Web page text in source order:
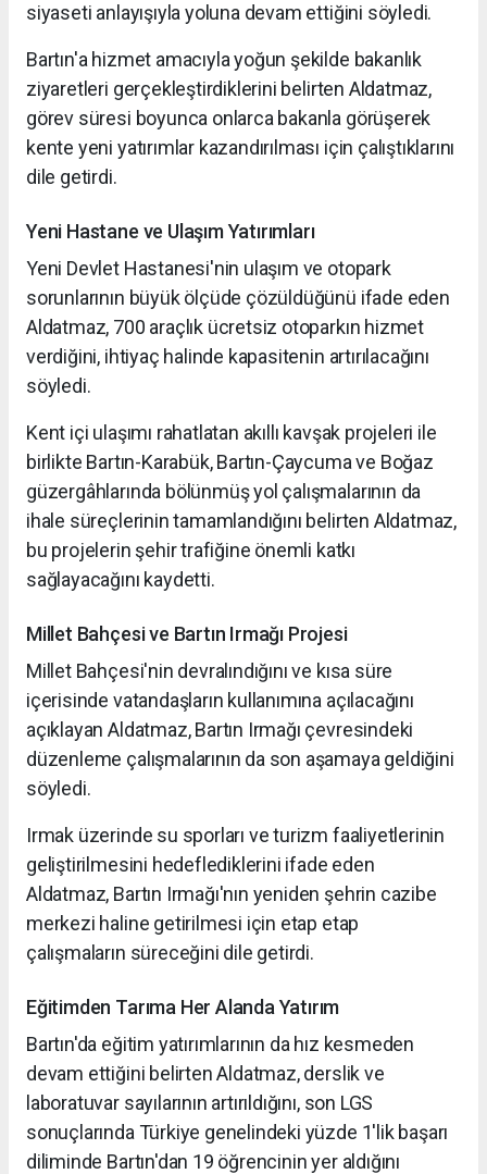
siyaseti anlayışıyla yoluna devam ettiğini söyledi.
Bartın'a hizmet amacıyla yoğun şekilde bakanlık
ziyaretleri gerçekleştirdiklerini belirten Aldatmaz,
görev süresi boyunca onlarca bakanla görüşerek
kente yeni yatırımlar kazandırılması için çalıştıklarını
dile getirdi.
Yeni Hastane ve Ulaşım Yatırımları
Yeni Devlet Hastanesi'nin ulaşım ve otopark
sorunlarının büyük ölçüde çözüldüğünü ifade eden
Aldatmaz, 700 araçlık ücretsiz otoparkın hizmet
verdiğini, ihtiyaç halinde kapasitenin artırılacağını
söyledi.
Kent içi ulaşımı rahatlatan akıllı kavşak projeleri ile
birlikte Bartın-Karabük, Bartın-Çaycuma ve Boğaz
güzergâhlarında bölünmüş yol çalışmalarının da
ihale süreçlerinin tamamlandığını belirten Aldatmaz,
bu projelerin şehir trafiğine önemli katkı
sağlayacağını kaydetti.
Millet Bahçesi ve Bartın Irmağı Projesi
Millet Bahçesi'nin devralındığını ve kısa süre
içerisinde vatandaşların kullanımına açılacağını
açıklayan Aldatmaz, Bartın Irmağı çevresindeki
düzenleme çalışmalarının da son aşamaya geldiğini
söyledi.
Irmak üzerinde su sporları ve turizm faaliyetlerinin
geliştirilmesini hedeflediklerini ifade eden
Aldatmaz, Bartın Irmağı'nın yeniden şehrin cazibe
merkezi haline getirilmesi için etap etap
çalışmaların süreceğini dile getirdi.
Eğitimden Tarıma Her Alanda Yatırım
Bartın'da eğitim yatırımlarının da hız kesmeden
devam ettiğini belirten Aldatmaz, derslik ve
laboratuvar sayılarının artırıldığını, son LGS
sonuçlarında Türkiye genelindeki yüzde 1'lik başarı
diliminde Bartın'dan 19 öğrencinin yer aldığını